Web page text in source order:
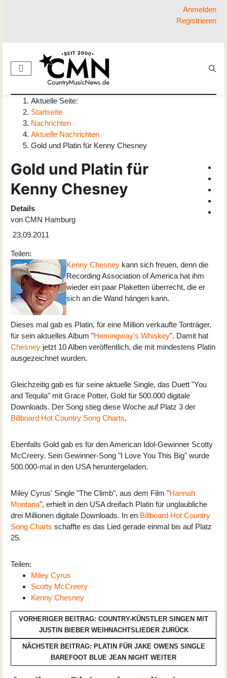
Anmelden
Registrieren
Aktuelle Seite:
Startseite
Nachrichten
Aktuelle Nachrichten
Gold und Platin für Kenny Chesney
Gold und Platin für
Kenny Chesney
Details
von CMN Hamburg
23.09.2011
Teilen:
Kenny Chesney kann sich freuen, denn die
Recording Association of America hat ihm
wieder ein paar Plaketten überrecht, die er
sich an die Wand hängen kann.
Dieses mal gab es Platin, für eine Million verkaufte Tonträger,
für sein aktuelles Album "Hemingway's Whiskey". Damit hat
Chesney jetzt 10 Alben veröffentlich, die mit mindestens Platin
ausgezeichnet wurden.
Gleichzeitig gab es für seine aktuelle Single, das Duett "You
and Tequila" mit Grace Potter, Gold für 500.000 digitale
Downloads. Der Song stieg diese Woche auf Platz 3 der
Billboard Hot Country Song Charts.
Ebenfalls Gold gab es für den American Idol-Gewinner Scotty
McCreery. Sein Gewinner-Song "I Love You This Big" wurde
500.000-mal in den USA heruntergeladen.
Miley Cyrus' Single "The Climb", aus dem Film "Hannah
Montana", erhielt in den USA dreifach Platin für unglaubliche
drei Millionen digitale Downloads. In en Billboard Hot Country
Song Charts schaffte es das Lied gerade einmal bis auf Platz
25.
Teilen:
Miley Cyrus
Scotty McCreery
Kenny Chesney
VORHERIGER BEITRAG: COUNTRY-KÜNSTLER SINGEN MIT
JUSTIN BIEBER WEIHNACHTSLIEDER ZURÜCK
NÄCHSTER BEITRAG: PLATIN FÜR JAKE OWENS SINGLE
BAREFOOT BLUE JEAN NIGHT WEITER